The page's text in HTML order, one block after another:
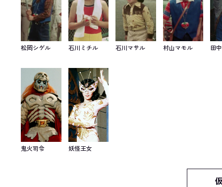
松岡シゲル 石川ミチル 石川マサル 村山マモル 田
鬼火司令 妖怪王女